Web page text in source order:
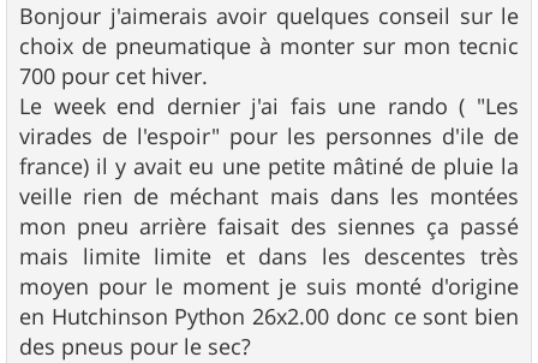
s
s
a
g
e
Bonjour j'aimerais avoir quelques conseil sur le
choix de pneumatique à monter sur mon tecnic
700 pour cet hiver.
Le week end dernier j'ai fais une rando ( "Les
virades de l'espoir" pour les personnes d'ile de
france) il y avait eu une petite mâtiné de pluie la
veille rien de méchant mais dans les montées
mon pneu arrière faisait des siennes ça passé
mais limite limite et dans les descentes très
moyen pour le moment je suis monté d'origine
en Hutchinson Python 26x2.00 donc ce sont bien
des pneus pour le sec?